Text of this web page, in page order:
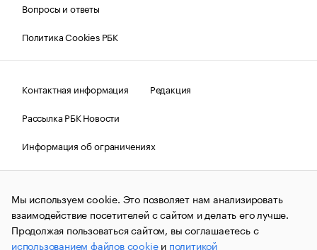
Вопросы и ответы
Политика Cookies РБК
Контактная информация
Редакция
Рассылка РБК Новости
Информация об ограничениях
Правовая информация
О соблюдении авторских прав
© АО «РОСБИЗНЕСКОНСАЛТИНГ»,1995–2026.Сообщения
и материалы информационного агентства «РБК»
(зарегистрировано Федеральной службой по надзору в сфере
связи, информационных технологий и массовых
коммуникаций (Роскомнадзор) 09.12.2015 за номером ИА
Мы используем cookie. Это позволяет нам анализировать
взаимодействие посетителей с сайтом и делать его лучше.
Продолжая пользоваться сайтом, вы соглашаетесь с
использованием файлов cookieи политикой